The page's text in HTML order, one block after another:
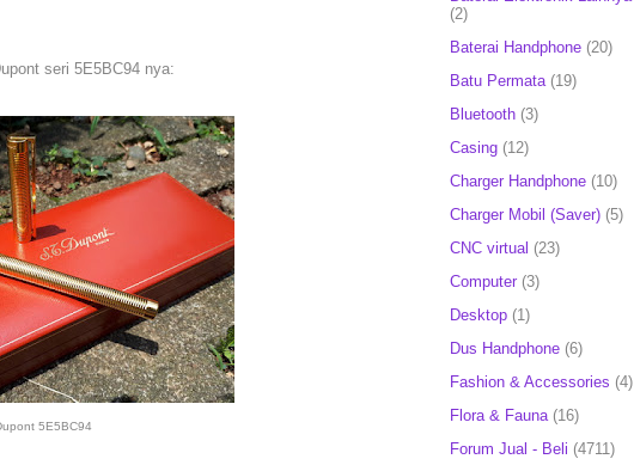
seri 5E5BC94 nya:
5E5BC94
(2)
Baterai Handphone (20)
Batu Permata (19)
Bluetooth (3)
Casing (12)
Charger Handphone (10)
Charger Mobil (Saver) (5)
CNC virtual (23)
Computer (3)
Desktop (1)
Dus Handphone (6)
Fashion & Accessories (4)
Flora & Fauna (16)
Forum Jual - Beli (4711)